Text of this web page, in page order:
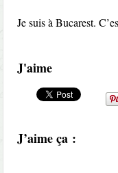
Je suis à Bucarest.
J'aime
J’aime ça :